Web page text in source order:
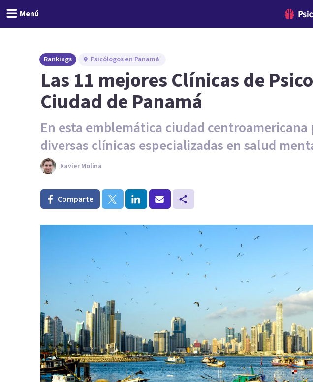
Menú
Rankings Psicólogos en Panamá
Las 11 mejores Clínicas de
Ciudad de Panamá
En esta emblemática ciudad
diversas clínicas especializadas en salud
Xavier Molina
Comparte